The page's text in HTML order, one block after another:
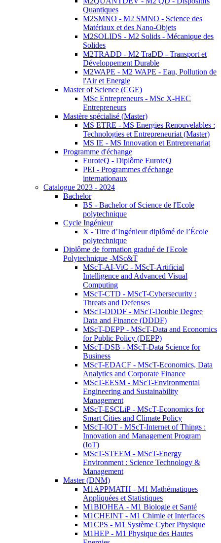
Quantiques
M2SMNO - M2 SMNO - Science des
Matériaux et des Nano-Objets
M2SOLIDS - M2 Solids - Mécanique des
Solides
M2TRADD - M2 TraDD - Transport et
Développement Durable
M2WAPE - M2 WAPE - Eau, Pollution de
l'Air et Energie
Master of Science (CGE)
MSc Entrepreneurs - MSc X-HEC
Entrepreneurs
Mastère spécialisé (Master)
MS ETRE - MS Energies Renouvelables :
Technologies et Entrepreneuriat (Master)
MS IE - MS Innovation et Entreprenariat
Programme d'échange
EuroteQ - Diplôme EuroteQ
PEI - Programmes d'échange
internationaux
Catalogue 2023 - 2024
Bachelor
BS - Bachelor of Science de l'Ecole
polytechnique
Cycle Ingénieur
X - Titre d’Ingénieur diplômé de l’École
polytechnique
Diplôme de formation gradué de l'Ecole
Polytechnique -MSc&T
MScT-AI-ViC - MScT-Artificial
Intelligence and Advanced Visual
Computing
MScT-CTD - MScT-Cybersecurity :
Threats and Defenses
MScT-DDDF - MScT-Double Degree
Data and Finance (DDDF)
MScT-DEPP - MScT-Data and Economics
for Public Policy (DEPP)
MScT-DSB - MScT-Data Science for
Business
MScT-EDACF - MScT-Economics, Data
Analytics and Corporate Finance
MScT-EESM - MScT-Environmental
Engineering and Sustainability
Management
MScT-ESCLiP - MScT-Economics for
Smart Cities and Climate Policy
MScT-IOT - MScT-Internet of Things :
Innovation and Management Program
(IoT)
MScT-STEEM - MScT-Energy
Environment : Science Technology &
Management
Master (DNM)
M1APPMATH - M1 Mathématiques
Appliquées et Statistiques
M1BIOHEA - M1 Biologie et Santé
M1CHEINT - M1 Chimie et Interfaces
M1CPS - M1 Système Cyber Physique
M1HEP - M1 Physique des Hautes